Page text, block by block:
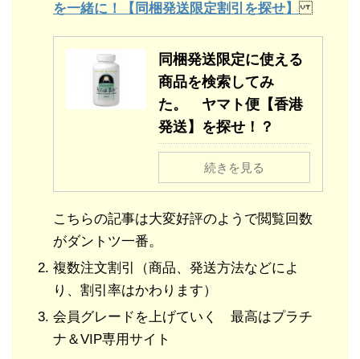
を一緒に！【同梱発送限定割引を探せ】
同梱発送限定に使える
商品を検索してみ
た。 ヤマト便【香港
発送】を探せ！？
続きを見る
こちらの記事は大変好評のようで閲覧回数
がダントツ一番。
複数注文割引（商品、発送方法などによ
り、割引率はかわります）
会員グレードを上げていく 最高はプラチ
ナ＆VIP専用サイト